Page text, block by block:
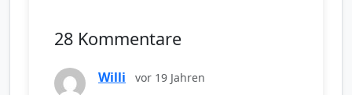
28 Kommentare
Willi vor 19 Jahren